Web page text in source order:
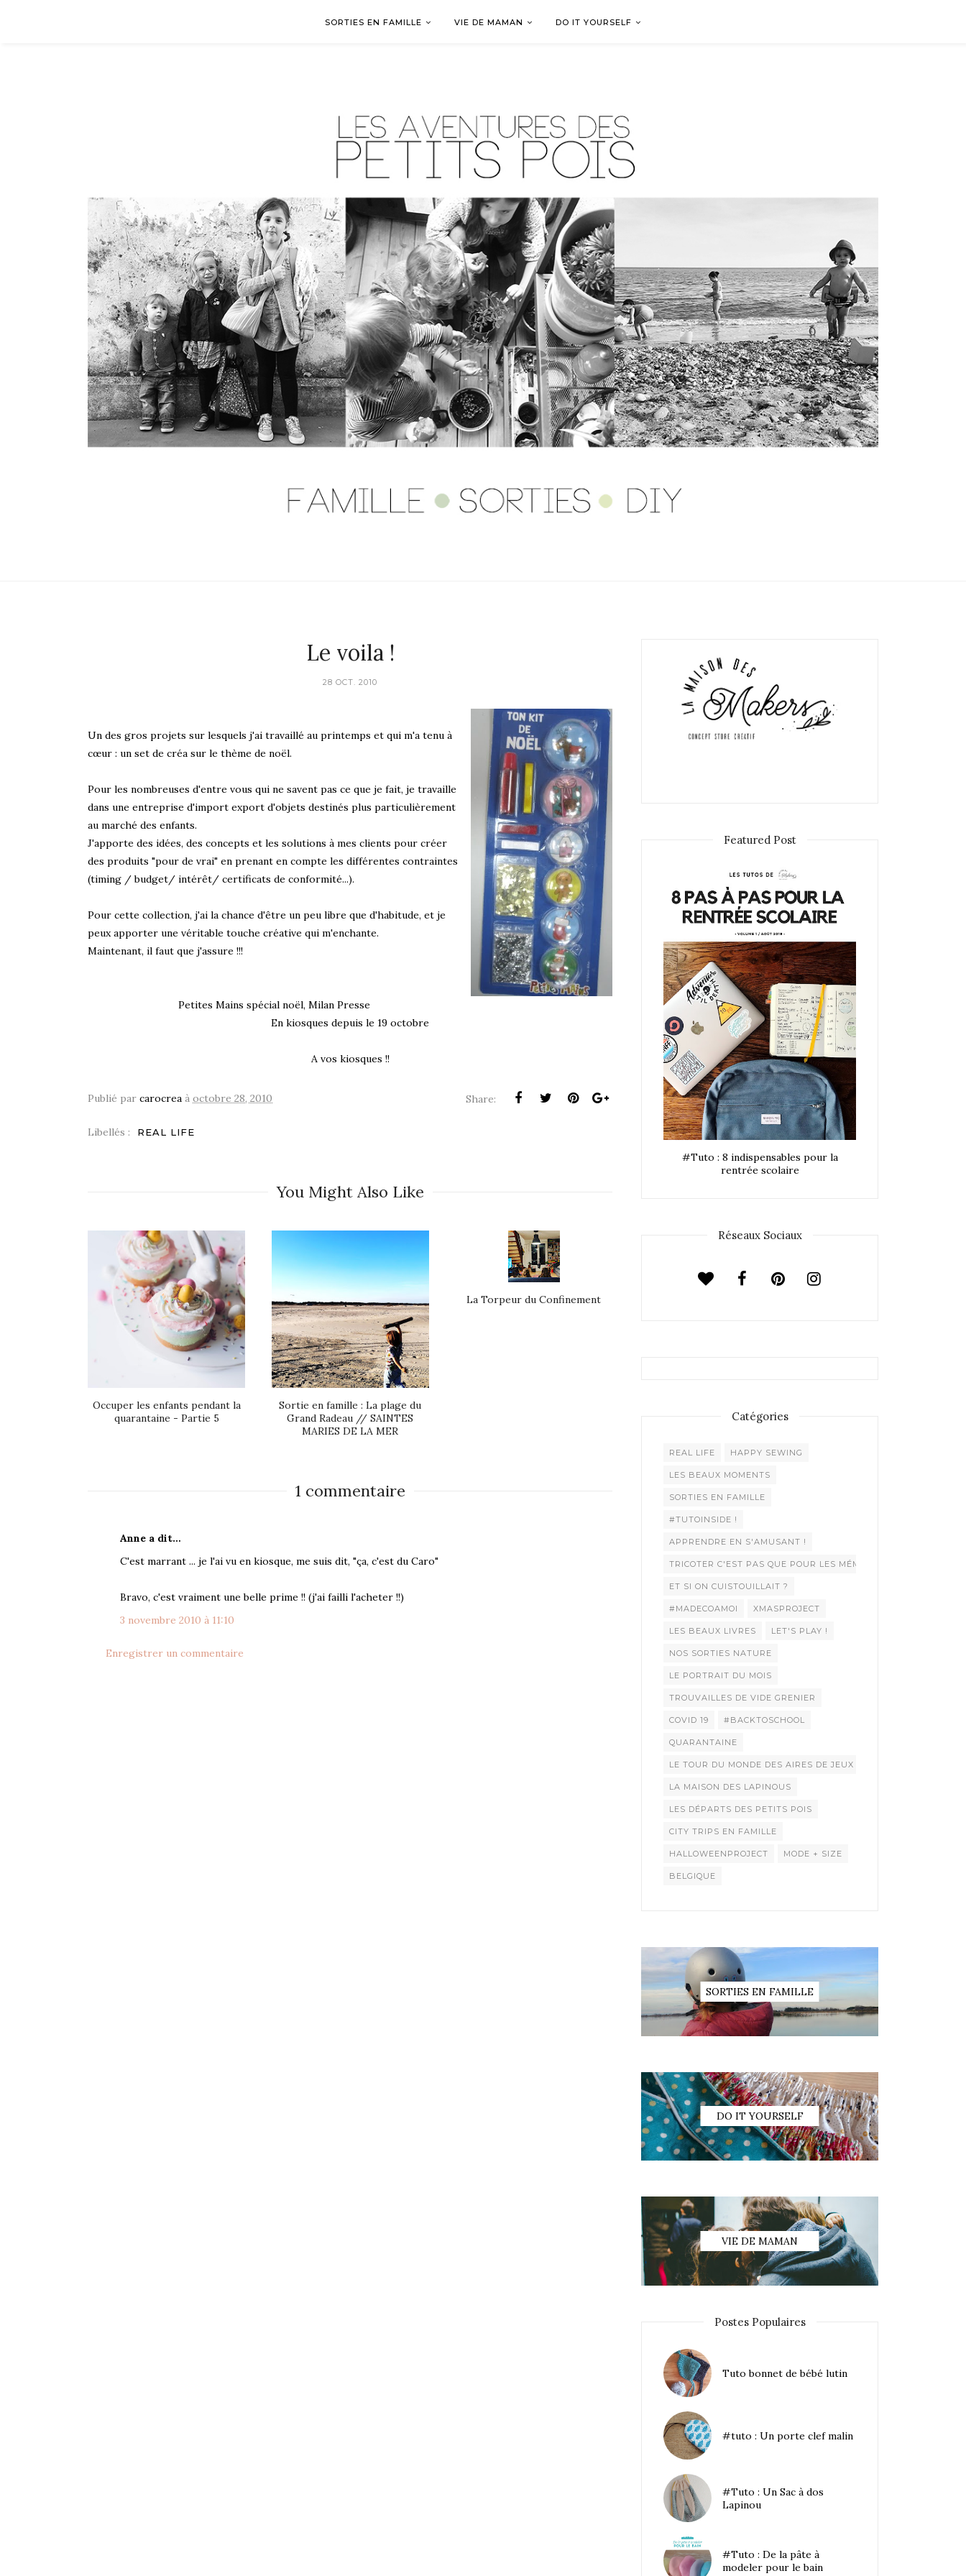
SORTIES EN FAMILLE VIE DE MAMAN DO IT YOURSELF
Le voila !
28 OCT. 2010
Un des gros projets sur lesquels j'ai travaillé au printemps et qui m'a tenu à
cœur : un set de créa sur le thème de noël.
Pour les nombreuses d'entre vous qui ne savent pas ce que je fait, je travaille
dans une entreprise d'import export d'objets destinés plus particulièrement
au marché des enfants.
J'apporte des idées, des concepts et les solutions à mes clients pour créer
des produits "pour de vrai" en prenant en compte les différentes contraintes
(timing / budget/ intérêt/ certificats de conformité...).
Pour cette collection, j'ai la chance d'être un peu libre que d'habitude, et je
peux apporter une véritable touche créative qui m'enchante.
Maintenant, il faut que j'assure !!!
Petites Mains spécial noël, Milan Presse
En kiosques depuis le 19 octobre
A vos kiosques !!
Publié par carocrea à octobre 28, 2010 Share:
Libellés : REAL LIFE
You Might Also Like
Occuper les enfants pendant la
quarantaine - Partie 5
Sortie en famille : La plage du
Grand Radeau // SAINTES
MARIES DE LA MER
La Torpeur du Confinement
1 commentaire
Anne a dit…
C'est marrant ... je l'ai vu en kiosque, me suis dit, "ça, c'est du Caro"
Bravo, c'est vraiment une belle prime !! (j'ai failli l'acheter !!)
3 novembre 2010 à 11:10
Enregistrer un commentaire
Featured Post
#Tuto : 8 indispensables pour la
rentrée scolaire
Réseaux Sociaux
Catégories
REAL LIFE HAPPY SEWING
LES BEAUX MOMENTS
SORTIES EN FAMILLE
#TUTOINSIDE !
APPRENDRE EN S'AMUSANT !
TRICOTER C'EST PAS QUE POUR LES MÉMÉES !
ET SI ON CUISTOUILLAIT ?
#MADECOAMOI XMASPROJECT
LES BEAUX LIVRES LET'S PLAY !
NOS SORTIES NATURE
LE PORTRAIT DU MOIS
TROUVAILLES DE VIDE GRENIER
COVID 19 #BACKTOSCHOOL
QUARANTAINE
LE TOUR DU MONDE DES AIRES DE JEUX
LA MAISON DES LAPINOUS
LES DÉPARTS DES PETITS POIS
CITY TRIPS EN FAMILLE
HALLOWEENPROJECT MODE + SIZE
BELGIQUE
SORTIES EN FAMILLE
DO IT YOURSELF
VIE DE MAMAN
Postes Populaires
Tuto bonnet de bébé lutin
#tuto : Un porte clef malin
#Tuto : Un Sac à dos
Lapinou
#Tuto : De la pâte à
modeler pour le bain